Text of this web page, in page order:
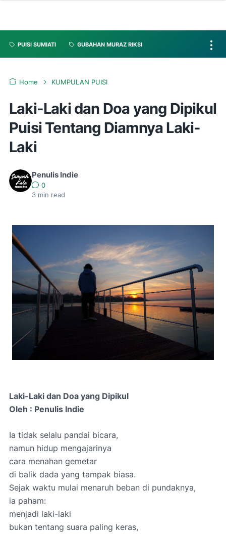
PUISI SUMIATI GUBAHAN MURAZ RIKSI
Home KUMPULAN PUISI
Laki-Laki dan Doa yang Dipikul
Puisi Tentang Diamnya Laki-
Laki
Penulis Indie
0
3 min read
Laki-Laki dan Doa yang Dipikul
Oleh : Penulis Indie
Ia tidak selalu pandai bicara,
namun hidup mengajarinya
cara menahan gemetar
di balik dada yang tampak biasa.
Sejak waktu mulai menaruh beban di pundaknya,
ia paham:
menjadi laki-laki
bukan tentang suara paling keras,